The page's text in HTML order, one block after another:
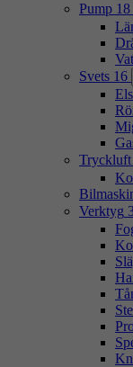
Pump 18
Svets 16
Tryckluft
Verktyg